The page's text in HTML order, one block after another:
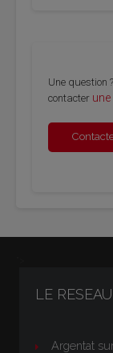
Une question
contacter
LE
Argentat